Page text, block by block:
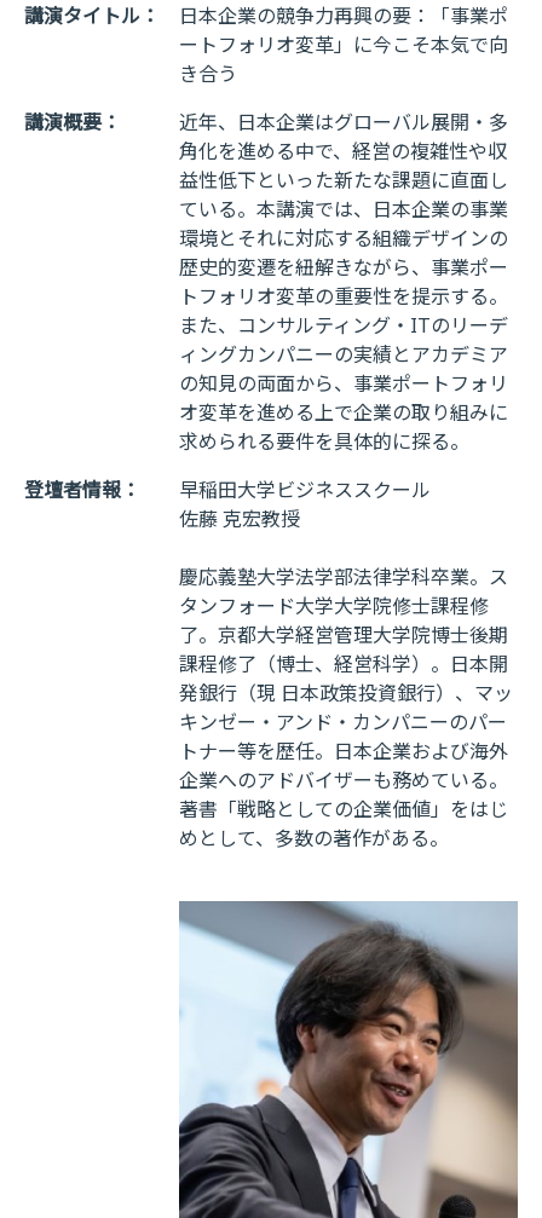
講演タイトル：
日本企業の競争力再興の要：「事業ポ
ートフォリオ変革」に今こそ本気で向
き合う
講演概要：
近年、日本企業はグローバル展開・多
角化を進める中で、経営の複雑性や収
益性低下といった新たな課題に直面し
ている。本講演では、日本企業の事業
環境とそれに対応する組織デザインの
歴史的変遷を紐解きながら、事業ポー
トフォリオ変革の重要性を提示する。
また、コンサルティング・ITのリーデ
ィングカンパニーの実績とアカデミア
の知見の両面から、事業ポートフォリ
オ変革を進める上で企業の取り組みに
求められる要件を具体的に探る。
登壇者情報：
早稲田大学ビジネススクール
佐藤 克宏教授
慶応義塾大学法学部法律学科卒業。ス
タンフォード大学大学院修士課程修
了。京都大学経営管理大学院博士後期
課程修了（博士、経営科学）。日本開
発銀行（現 日本政策投資銀行）、マッ
キンゼー・アンド・カンパニーのパー
トナー等を歴任。日本企業および海外
企業へのアドバイザーも務めている。
著書「戦略としての企業価値」をはじ
めとして、多数の著作がある。